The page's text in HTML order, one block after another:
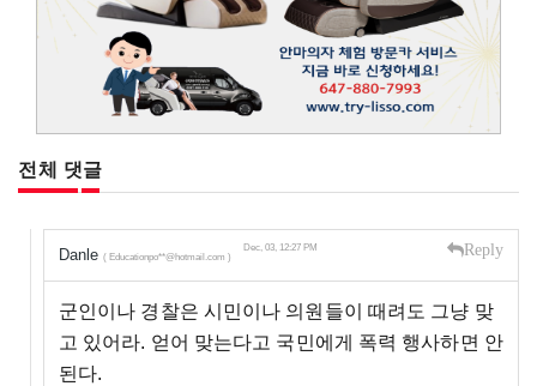
전체 댓글
Danle ( Educationpo**@hotmail.com )
Dec, 03, 12:27 PM Reply
군인이나 경찰은 시민이나 의원들이 때려도 그냥 맞
고 있어라. 얻어 맞는다고 국민에게 폭력 행사하면 안
된다.